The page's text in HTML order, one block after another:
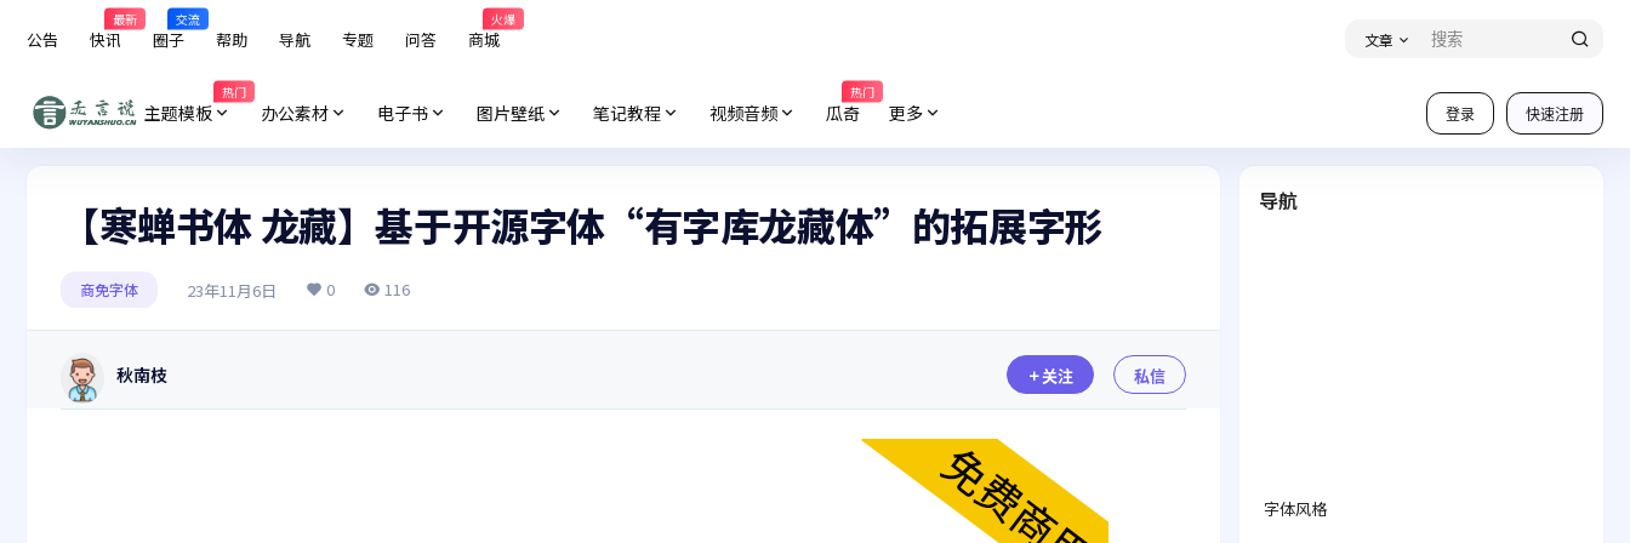
公告 快讯
最新
圈子
交流
帮助 导航 专题 问答 商城
火爆
文章
登录 快速注册
主题模板
热门
办公素材 电子书 图片壁纸 笔记教程 视频音频 瓜奇
热门
更多
【寒蝉书体 龙藏】基于开源字体“有字库龙藏体”的拓展字形
商免字体 23年11月6日 0 116
秋南枝 关注 私信
导航
字体风格